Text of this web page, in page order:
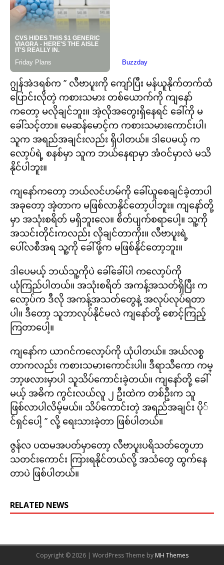
ဂျွန်အဲဒရစ်က ” လီဗာပူးကို ကျော်ပြီး မန်ယူနိုက်တက်ထံ
ပြောင်းလိုတဲ့ ကစားသမား တစ်ယောက်ကို ကျနော်
ကတော့ မလိုချင်ဘူး။ အဲ့လိုအတွေးရှိနေရင် ခေါ်ကို မ
ခေါ်သင့်တာ။ မေဆန်မောင့်က ကစားသမားကောင်းပါ၊
သူက အရည်အချင်းလည်း ရှိပါတယ်။ ဒါပေမယ့် က
လော့ပ်ရဲ့ စနစ်မှာ သူက ဘယ်နေရာမှာ အံဝင်မှာလဲ မသိ
နိုင်ပါဘူး။
ကျနော်ကတော့ ဘယ်လင်ဟမ်ကို ခေါ်ယူစေချင်ခဲ့တာပါ
အခုတော့ အဲ့တာက မဖြစ်လာနိုင်တော့ပါဘူး။ ကျနော်တို့
မှာ အသုံးစရိတ် မရှိဘူးလေ။ စိတ်ပျက်စရာပေါ့။ သူ့ကို
အသင်းတိုင်းကလည်း လိုချင်တာကိုး။ လီဗာပူးရဲ့
ပေါ်လစီအရ သူ့ကို ခေါ်ဖို့က မဖြစ်နိုင်တော့ဘူး။
ဒါပေမယ့် ဘယ်သူ့ကိုပဲ ခေါ်ခေါ်ပါ ကလော့ပ်ကို
ယုံကြည်ပါတယ်။ အသုံးစရိတ် အကန့်အသတ်ရှိပြီး က
လော့ပ်က ဒီလို အကန့်အသတ်တွေနဲ့ အလုပ်လုပ်ရတာ
ပါ။ ဒီတော့ သူဘာလုပ်နိုင်မလဲ ကျနော်တို့ စောင့်ကြည့်
ကြတာပေါ့။
ကျနော်က ယာဂင်ကလော့ပ်ကို ယုံပါတယ်။ အယ်လစ္စ
တာကလည်း ကစားသမားကောင်းပါ။ ဒီရာသီကော ကမ္
ဘာ့ဖလားမှာပါ သူသိပ်ကောင်းခဲ့တယ်။ ကျနော်တို့ ခေါ်
မယ့် အဓိက ကွင်းလယ်လူ ၂ ဦးထဲက တစ်ဦးက သူ
ဖြစ်လာပါလိမ့်မယ်။ သိပ်ကောင်းတဲ့ အရည်အချင်း ပို်
င်ရှင်ပေါ့ ” လို့ ရေးသားခဲ့တာ ဖြစ်ပါတယ်။
ဇွန်လ ပထမအပတ်မှာတော့ လီဗာပူးပရိသတ်တွေဟာ
သတင်းကောင်း ကြားရနိုင်တယ်လို့ အသံတွေ ထွက်နေ
တာပဲ ဖြစ်ပါတယ်။
RELATED NEWS
Copyright © 2026 | WordPress Theme by MH Themes